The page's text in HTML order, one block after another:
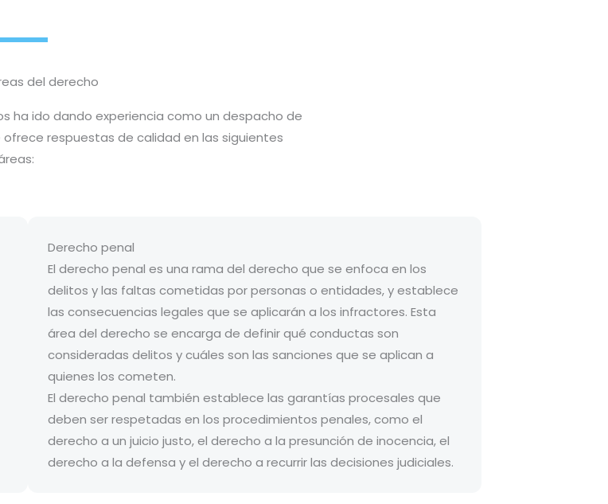
del derecho
ha ido dando experiencia como un despacho de
respuestas de calidad en las siguientes
Derecho penal
El derecho penal es una rama del derecho que se enfoca en los
delitos y las faltas cometidas por personas o entidades, y establece
las consecuencias legales que se aplicarán a los infractores. Esta
área del derecho se encarga de definir qué conductas son
consideradas delitos y cuáles son las sanciones que se aplican a
quienes los cometen.
El derecho penal también establece las garantías procesales que
deben ser respetadas en los procedimientos penales, como el
derecho a un juicio justo, el derecho a la presunción de inocencia, el
derecho a la defensa y el derecho a recurrir las decisiones judiciales.